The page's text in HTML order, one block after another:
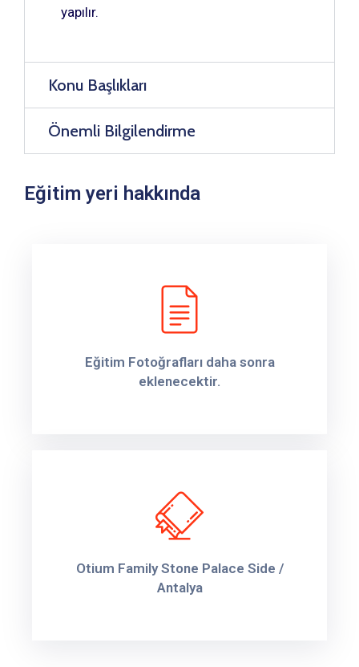
yapılır.
Konu Başlıkları
Önemli Bilgilendirme
Eğitim yeri hakkında
Eğitim Fotoğrafları daha sonra
eklenecektir.
Otium Family Stone Palace Side /
Antalya